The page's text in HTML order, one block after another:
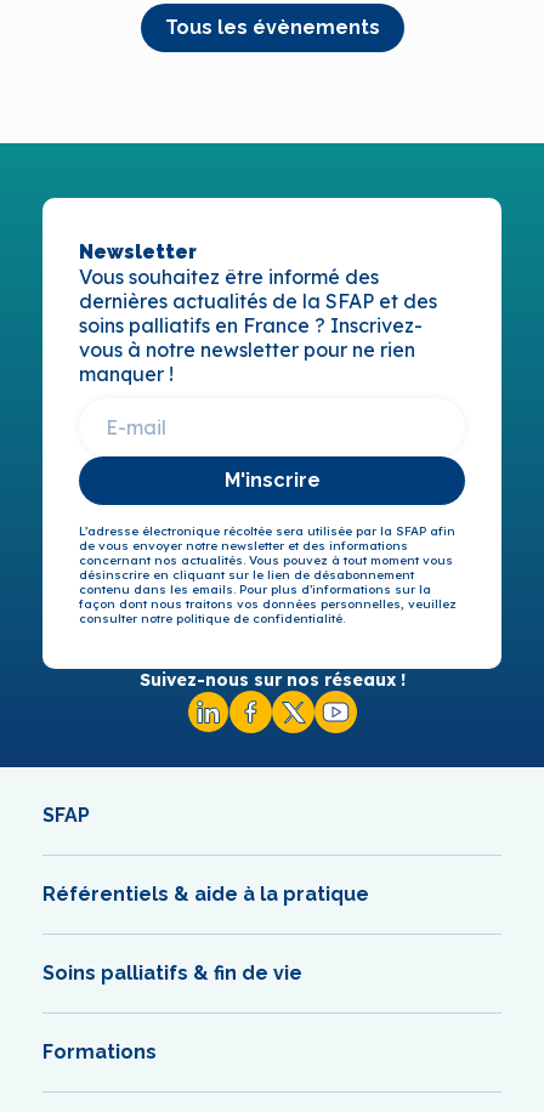
Tous les évènements
Newsletter
Vous souhaitez être informé des
dernières actualités de la SFAP et des
soins palliatifs en France ? Inscrivez-
vous à notre newsletter pour ne rien
manquer !
M'inscrire
L’adresse électronique récoltée sera utilisée par la SFAP afin
de vous envoyer notre newsletter et des informations
concernant nos actualités. Vous pouvez à tout moment vous
désinscrire en cliquant sur le lien de désabonnement
contenu dans les emails. Pour plus d’informations sur la
façon dont nous traitons vos données personnelles, veuillez
consulter notre politique de confidentialité.
Suivez-nous sur nos réseaux !
SFAP
Référentiels & aide à la pratique
Soins palliatifs & fin de vie
Formations